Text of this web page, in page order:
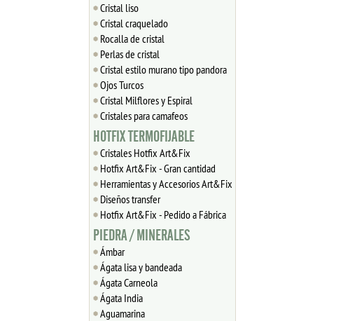
Cristal liso
Cristal craquelado
Rocalla de cristal
Perlas de cristal
Cristal estilo murano tipo pandora
Ojos Turcos
Cristal Milflores y Espiral
Cristales para camafeos
HOTFIX TERMOFIJABLE
Cristales Hotfix Art&Fix
Hotfix Art&Fix - Gran cantidad
Herramientas y Accesorios Art&Fix
Diseños transfer
Hotfix Art&Fix - Pedido a Fábrica
PIEDRA / MINERALES
Ámbar
Ágata lisa y bandeada
Ágata Carneola
Ágata India
Aguamarina